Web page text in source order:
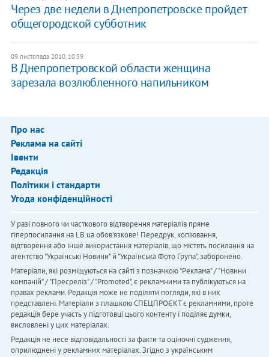
Через две недели в Днепропетровске пройдет
общегородской субботник
09 листопада 2010, 10:59
В Днепропетровской области женщина
зарезала возлюбленного напильником
Про нас
Реклама на сайті
Івенти
Редакція
Політики і стандарти
Угода конфіденційності
У разі повного чи часткового відтворення матеріалів пряме
гіперпосилання на LB.ua обов'язкове! Передрук, копіювання,
відтворення або інше використання матеріалів, що містять посилання на
агентство "Українськi Новини" й "Українська Фото Група", заборонено.
Матеріали, які розміщуються на сайті з позначкою "Реклама" / "Новини
компаній" / "Пресреліз" / "Promoted", є рекламними та публікуються на
правах реклами. Редакція може не поділяти погляди, які в них
представлені. Матеріали з плашкою СПЕЦПРОЄКТ є рекламними, проте
редакція бере участь у підготовці цього контенту і поділяє думки,
висловлені у цих матеріалах.
Редакція не несе відповідальності за факти та оціночні судження,
оприлюднені у рекламних матеріалах. Згідно з українським